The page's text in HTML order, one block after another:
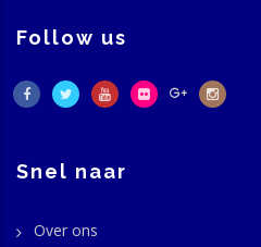
Follow us
Snel naar
Over ons